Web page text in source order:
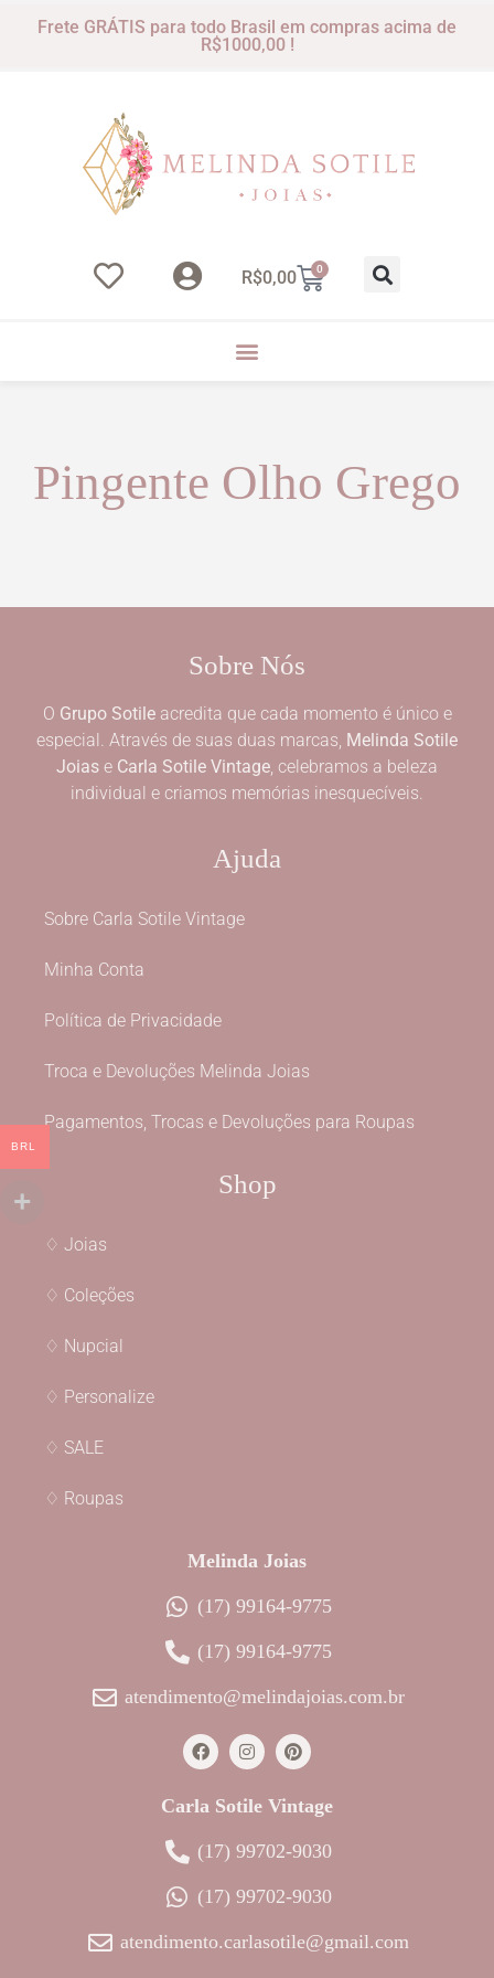
Frete GRÁTIS para todo Brasil em compras acima de
R$1000,00 !
R$0,00 0
Pingente Olho Grego
Sobre Nós
O Grupo Sotileacredita que cada momento é único e
especial. Através de suas duas marcas, Melinda Sotile
Joias e Carla Sotile Vintage, celebramos a beleza
individual e criamos memórias inesquecíveis.
Ajuda
Sobre Carla Sotile Vintage
Minha Conta
Política de Privacidade
Troca e Devoluções Melinda Joias
Pagamentos, Trocas e Devoluções para Roupas
Shop
♢ Joias
♢ Coleções
♢ Nupcial
♢ Personalize
♢ SALE
♢ Roupas
Melinda Joias
(17) 99164-9775
(17) 99164-9775
atendimento@melindajoias.com.br
Carla Sotile Vintage
(17) 99702-9030
(17) 99702-9030
atendimento.carlasotile@gmail.com
BRL